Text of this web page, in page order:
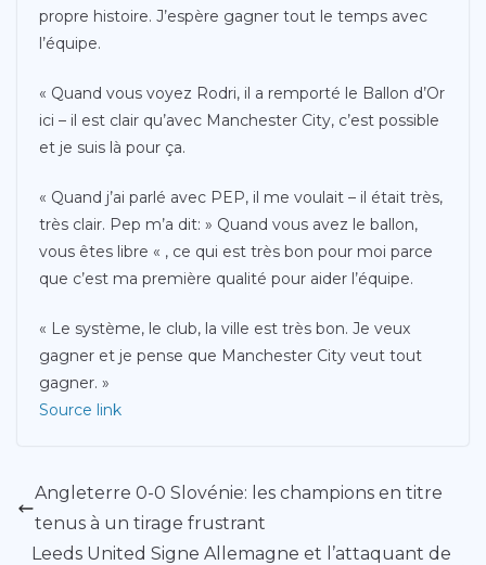
propre histoire. J’espère gagner tout le temps avec
l’équipe.
« Quand vous voyez Rodri, il a remporté le Ballon d’Or
ici – il est clair qu’avec Manchester City, c’est possible
et je suis là pour ça.
« Quand j’ai parlé avec PEP, il me voulait – il était très,
très clair. Pep m’a dit: » Quand vous avez le ballon,
vous êtes libre « , ce qui est très bon pour moi parce
que c’est ma première qualité pour aider l’équipe.
« Le système, le club, la ville est très bon. Je veux
gagner et je pense que Manchester City veut tout
gagner. »
Source link
Angleterre 0-0 Slovénie: les champions en titre
tenus à un tirage frustrant
Leeds United Signe Allemagne et l’attaquant de